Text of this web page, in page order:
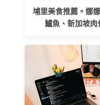
埔里美食推薦。娜
鱸魚、新加坡肉